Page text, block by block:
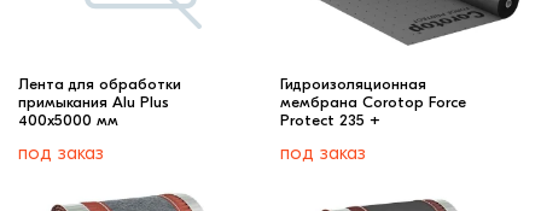
Лента для обработки
примыкания Alu Plus
400х5000 мм
под заказ
Гидроизоляционная
мембрана Corotop Force
Protect 235 +
под заказ